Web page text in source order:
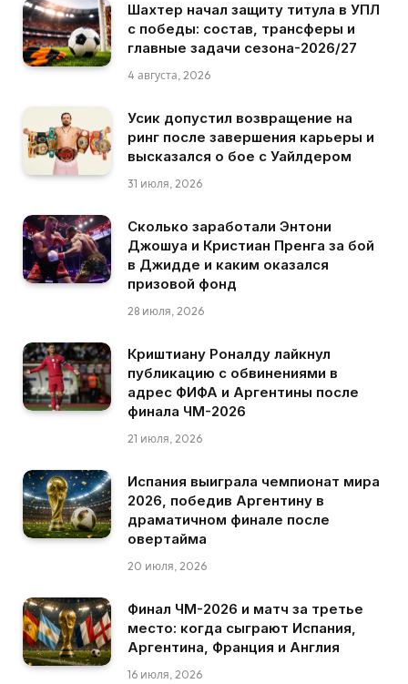
Шахтер начал защиту титула в УПЛ
с победы: состав, трансферы и
главные задачи сезона-2026/27
4 августа, 2026
Усик допустил возвращение на
ринг после завершения карьеры и
высказался о бое с Уайлдером
31 июля, 2026
Сколько заработали Энтони
Джошуа и Кристиан Пренга за бой
в Джидде и каким оказался
призовой фонд
28 июля, 2026
Криштиану Роналду лайкнул
публикацию с обвинениями в
адрес ФИФА и Аргентины после
финала ЧМ-2026
21 июля, 2026
Испания выиграла чемпионат мира
2026, победив Аргентину в
драматичном финале после
овертайма
20 июля, 2026
Финал ЧМ-2026 и матч за третье
место: когда сыграют Испания,
Аргентина, Франция и Англия
16 июля, 2026